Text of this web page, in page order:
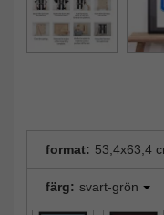
format: 53,4x63,4
färg: svart-grön